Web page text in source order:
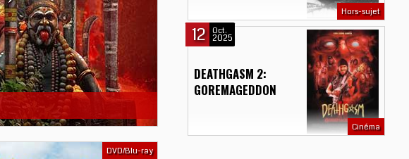
DVD/Blu-ray
Hors-sujet
DEATHGASM 2:
GOREMAGEDDON
Cinéma
12 Oct.
2025